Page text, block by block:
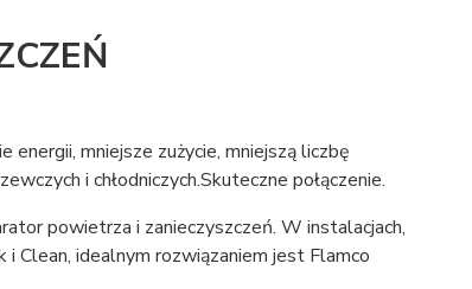
mniejsze zużycie, mniejszą liczbę
i chłodniczych.Skuteczne połączenie.
powietrza i zanieczyszczeń. W instalacjach,
Clean, idealnym rozwiązaniem jest Flamco